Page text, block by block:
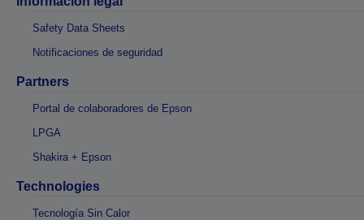
Safety Data Sheets
Notificaciones de seguridad
Partners
Portal de colaboradores de Epson
LPGA
Shakira + Epson
Technologies
Tecnología Sin Calor